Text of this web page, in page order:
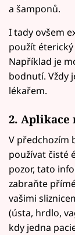
a šamponů.
I tady ovšem
použít
Například je
bodnutí. Vždy
lékařem.
2. Aplikace
V předchozím
používat čisté
pozor, tato
zabraňte
vašimi
(ústa, hrdlo,
kdy jedna